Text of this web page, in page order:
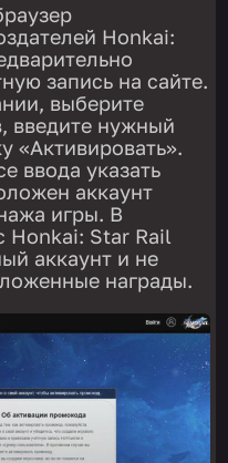
Honkai:
запись на сайте.
выберите
введите нужный
«Активировать».
ввода указать
аккаунт
игры. В
Honkai: Star Rail
аккаунт и не
награды.